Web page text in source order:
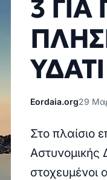
3
Eordaia.org29
Στο πλαίσιο
Αστυνομικής
στοχευμένοι